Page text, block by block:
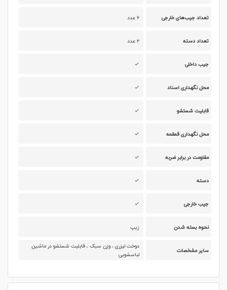
تعداد جیب‌های خارجی
تعداد دسته
جیب داخلی
محل نگهداری اسناد
قابلیت شستشو
محل نگهداری قمقمه
مقاومت در برابر ضربه
دسته
جیب خارجی
نحوه بسته شدن زیپ
سایر مشخصات
دوخت لیزری ، وزن سبک ، قابلیت شستشو در ماشین
لباسشویی